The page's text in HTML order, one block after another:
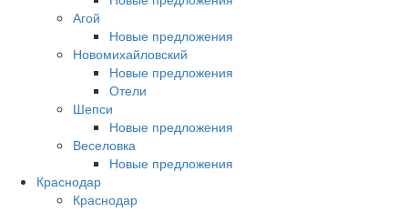
Агой
Новые предложения
Новомихайловский
Новые предложения
Отели
Шепси
Новые предложения
Веселовка
Новые предложения
Краснодар
Краснодар